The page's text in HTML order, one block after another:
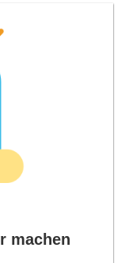
machen